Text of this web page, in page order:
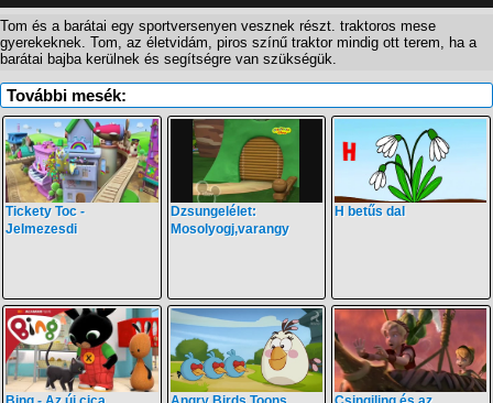
Tom és a barátai egy sportversenyen vesznek részt. traktoros mese
gyerekeknek. Tom, az életvidám, piros színű traktor mindig ott terem, ha a
barátai bajba kerülnek és segítségre van szükségük.
További mesék:
Tickety Toc -
Jelmezesdi
Dzsungelélet:
Mosolyogj,varangy
H betűs dal